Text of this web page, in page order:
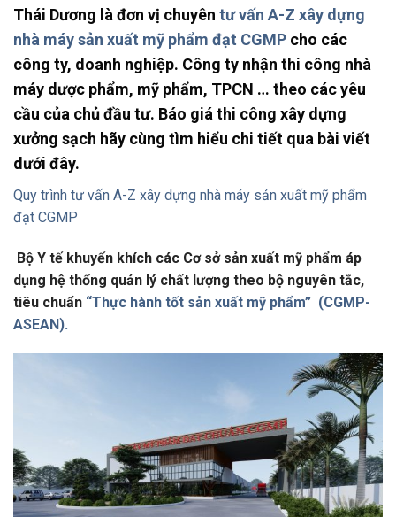
Thái Dương là đơn vị chuyên tư vấn A-Z xây dựng
nhà máy sản xuất mỹ phẩm đạt CGMP cho các
công ty, doanh nghiệp. Công ty nhận thi công nhà
máy dược phẩm, mỹ phẩm, TPCN … theo các yêu
cầu của chủ đầu tư. Báo giá thi công xây dựng
xưởng sạch hãy cùng tìm hiểu chi tiết qua bài viết
dưới đây.
Quy trình tư vấn A-Z xây dựng nhà máy sản xuất mỹ phẩm
đạt CGMP
Bộ Y tế khuyến khích các Cơ sở sản xuất mỹ phẩm áp
dụng hệ thống quản lý chất lượng theo bộ nguyên tắc,
tiêu chuẩn “Thực hành tốt sản xuất mỹ phẩm” (CGMP-
ASEAN).